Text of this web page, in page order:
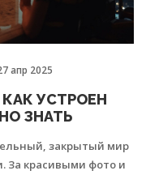
апр 2025
УСТРОЕН
ЗНАТЬ
закрытый мир
За красивыми фото и